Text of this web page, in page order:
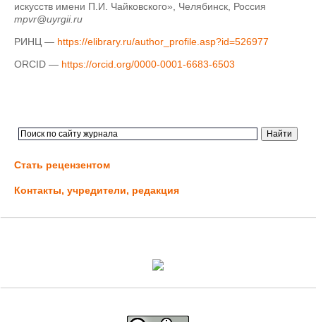
искусств имени П.И. Чайковского», Челябинск, Россия
mpvr@uyrgii.ru
РИНЦ — https://elibrary.ru/author_profile.asp?id=526977
ORCID — https://orcid.org/0000-0001-6683-6503
Стать рецензентом
Контакты, учредители, редакция